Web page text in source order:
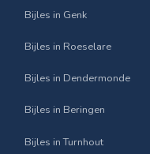
Bijles in Genk
Bijles in Roeselare
Bijles in Dendermonde
Bijles in Beringen
Bijles in Turnhout